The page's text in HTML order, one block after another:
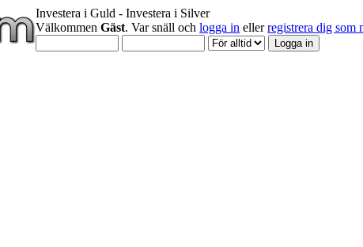
Investera i Guld - Investera i Silver
VälkommenGäst. Var snäll ochlogga in ellerregistrera dig som